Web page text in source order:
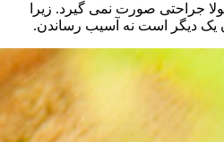
جراحتی صورت نمی گیرد. زیرا
یک دیگر است نه آسیب رساندن.